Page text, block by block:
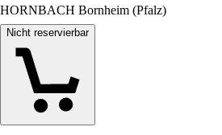
HORNBACH Bornheim (Pfalz)
Nicht reservierbar